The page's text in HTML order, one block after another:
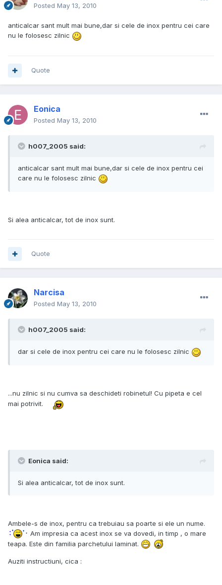
Posted May 13, 2010
anticalcar sant mult mai bune,dar si cele de inox pentru cei care
nu le folosesc zilnic
Quote
Eonica
Posted May 13, 2010
h007_2005 said:
anticalcar sant mult mai bune,dar si cele de inox pentru cei
care nu le folosesc zilnic
Si alea anticalcar, tot de inox sunt.
Quote
Narcisa
Posted May 13, 2010
h007_2005 said:
dar si cele de inox pentru cei care nu le folosesc zilnic
...nu zilnic si nu cumva sa deschideti robinetul! Cu pipeta e cel
mai potrivit.
Eonica said:
Si alea anticalcar, tot de inox sunt.
Ambele-s de inox, pentru ca trebuiau sa poarte si ele un nume.
Am impresia ca acest inox se va dovedi, in timp , o mare
teapa. Este din familia parchetului laminat.
Auziti instructiuni, cica :